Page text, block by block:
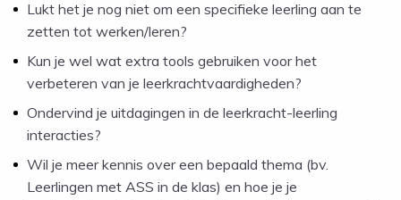
Lukt het je nog niet om een specifieke leerling aan te
zetten tot werken/leren?
Kun je wel wat extra tools gebruiken voor het
verbeteren van je leerkrachtvaardigheden?
Ondervind je uitdagingen in de leerkracht-leerling
interacties?
Wil je meer kennis over een bepaald thema (bv.
Leerlingen met ASS in de klas) en hoe je je